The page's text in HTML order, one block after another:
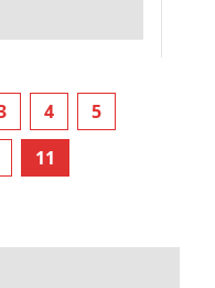
4
5
11